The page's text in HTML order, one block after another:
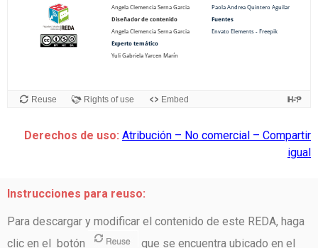
Derechos de uso: Atribución – No comercial – Compartir
igual
Instrucciones para reuso:
Para descargar y modificar el contenido de este REDA, haga
clic en el botón
que se encuentra ubicado en el